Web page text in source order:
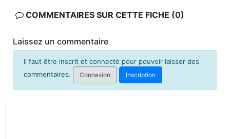
COMMENTAIRES SUR CETTE FICHE (0)
Laissez un commentaire
Il faut être inscrit et connecté pour pouvoir laisser des
commentaires.
Connexion Inscription